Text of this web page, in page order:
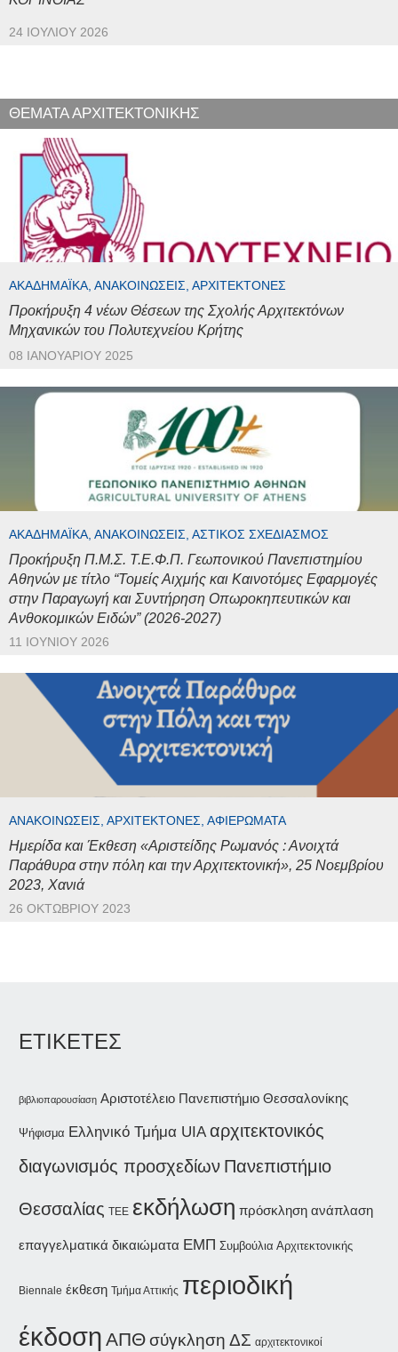
24 ΙΟΥΛΊΟΥ 2026
ΘΕΜΑΤΑ ΑΡΧΙΤΕΚΤΟΝΙΚΗΣ
ΑΚΑΔΗΜΑΪΚΆ, ΑΝΑΚΟΙΝΏΣΕΙΣ, ΑΡΧΙΤΈΚΤΟΝΕΣ
Προκήρυξη 4 νέων Θέσεων της Σχολής Αρχιτεκτόνων
Μηχανικών του Πολυτεχνείου Κρήτης
08 ΙΑΝΟΥΑΡΊΟΥ 2025
ΑΚΑΔΗΜΑΪΚΆ, ΑΝΑΚΟΙΝΏΣΕΙΣ, ΑΣΤΙΚΌΣ ΣΧΕΔΙΑΣΜΌΣ
Προκήρυξη Π.Μ.Σ. Τ.Ε.Φ.Π. Γεωπονικού Πανεπιστημίου
Αθηνών με τίτλο “Τομείς Αιχμής και Καινοτόμες Εφαρμογές
στην Παραγωγή και Συντήρηση Οπωροκηπευτικών και
Ανθοκομικών Ειδών” (2026-2027)
11 ΙΟΥΝΊΟΥ 2026
ΑΝΑΚΟΙΝΏΣΕΙΣ, ΑΡΧΙΤΈΚΤΟΝΕΣ, ΑΦΙΕΡΏΜΑΤΑ
Ημερίδα και Έκθεση «Αριστείδης Ρωμανός : Ανοιχτά
Παράθυρα στην πόλη και την Αρχιτεκτονική», 25 Νοεμβρίου
2023, Χανιά
26 ΟΚΤΩΒΡΊΟΥ 2023
ΕΤΙΚΕΤΕΣ
βιβλιοπαρουσίαση Αριστοτέλειο Πανεπιστήμιο Θεσσαλονίκης
Ψήφισμα Ελληνικό Τμήμα UIA αρχιτεκτονικός
διαγωνισμός προσχεδίων Πανεπιστήμιο
Θεσσαλίας ΤΕΕ εκδήλωση πρόσκληση ανάπλαση
επαγγελματικά δικαιώματα ΕΜΠ Συμβούλια Αρχιτεκτονικής
Biennale έκθεση Τμήμα Αττικής περιοδική
έκδοση ΑΠΘ σύγκληση ΔΣ αρχιτεκτονικοί